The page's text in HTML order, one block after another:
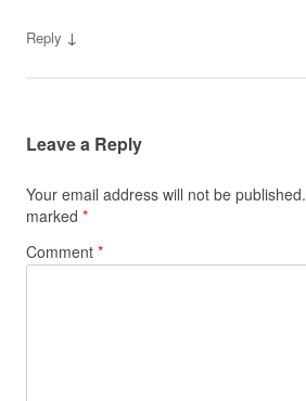
Reply ↓
Leave a Reply
Your email address will not be published.
marked *
Comment *